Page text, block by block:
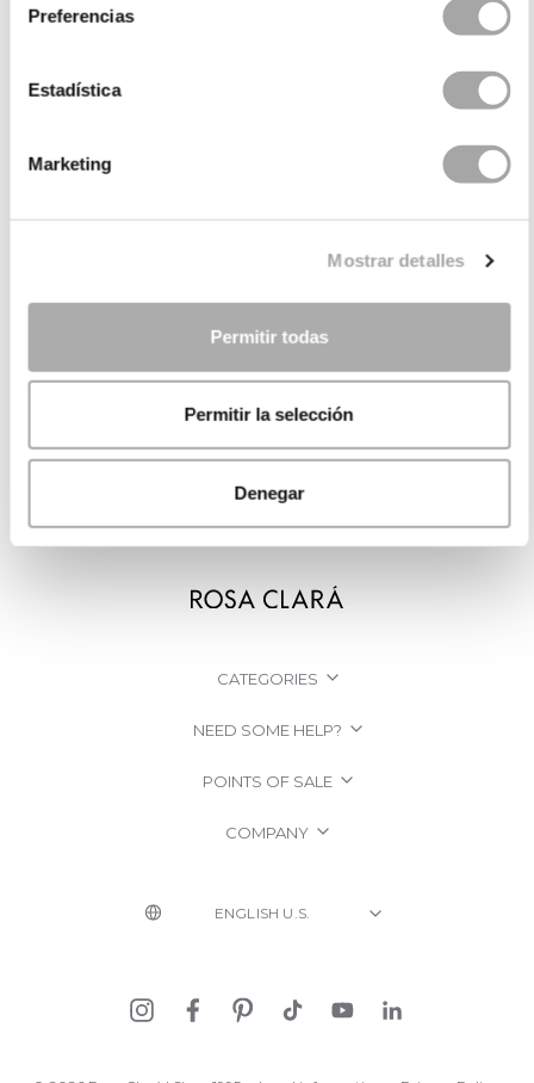
Preferencias
Estadística
Marketing
Mostrar detalles
Permitir todas
Permitir la selección
Denegar
CATEGORIES
NEED SOME HELP?
POINTS OF SALE
COMPANY